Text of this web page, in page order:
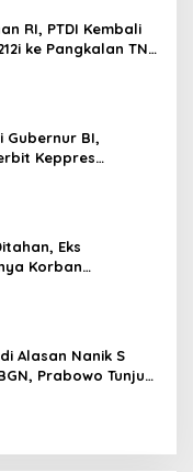
RI, PTDI Kembali
ke Pangkalan TNI
Gubernur BI,
Keppres
Hormat
Eks
Korban
Alasan Nanik S
Prabowo Tunjuk